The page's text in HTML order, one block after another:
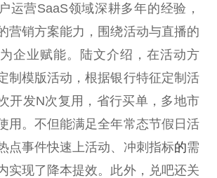
运营SaaS领域深耕多年的经验，
营销方案能力，围绕活动与直播的
企业赋能。陆文介绍，在活动方
制模版活动，根据银行特征定制活
开发N次复用，省行买单，多地市
用。不但能满足全年常态节假日活
点事件快速上活动、冲刺指标的需
实现了降本提效。此外，兑吧还关